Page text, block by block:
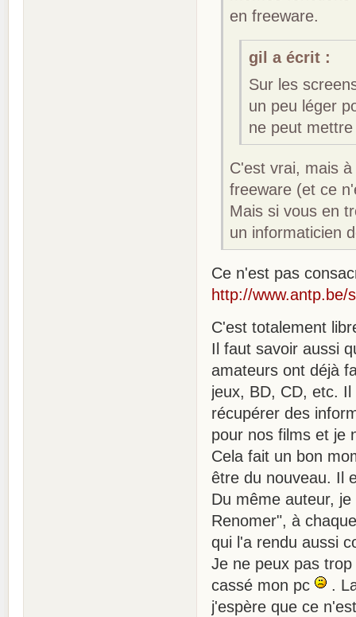
en freeware.
gil a écrit :
Sur les
un peu léger
ne peut
C'est vrai, mais
freeware (et ce
Mais si vous en
un informaticien
Ce n'est pas
http://www.antp.be/
C'est totalement
Il faut savoir aussi
amateurs ont déjà
jeux, BD, CD, etc.
récupérer des
pour nos films et je
Cela fait un bon
être du nouveau. Il
Du même auteur,
Renomer", à
qui l'a rendu aussi
Je ne peux pas
cassé mon pc
.
j'espère que ce